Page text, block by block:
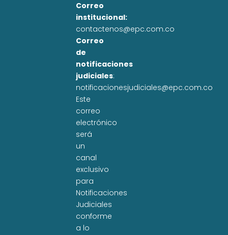
Correo
institucional:
contactenos@epc.com.co
Correo
de
notificaciones
judiciales:
notificacionesjudiciales@epc.com.co
Este
correo
electrónico
será
un
canal
exclusivo
para
Notificaciones
Judiciales
conforme
a lo